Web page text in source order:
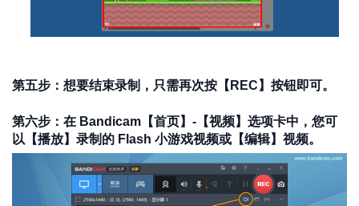
第五步：想要结束录制，只需再次按【REC】按钮即可。
第六步：在 Bandicam【首页】-【视频】选项卡中，您可
以【播放】录制的 Flash 小游戏视频或【编辑】视频。